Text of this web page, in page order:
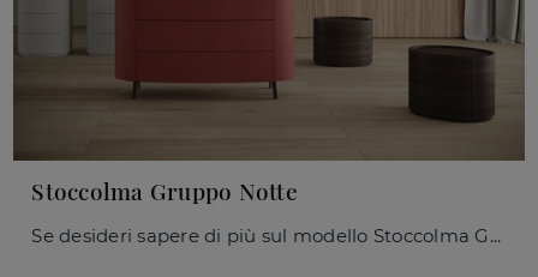
Stoccolma Gruppo Notte
Se desideri sapere di più sul modello Stoccolma Gruppo Notte, clicca e scopri i Comodini e comò Giessegi ideali per la tua zona del riposo.